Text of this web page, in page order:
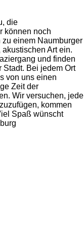
die
können noch
einem Naumburger
Art ein.
und finden
Stadt. Bei jedem Ort
von uns einen
Zeit der
Wir versuchen, jede
kommen
Spaß wünscht